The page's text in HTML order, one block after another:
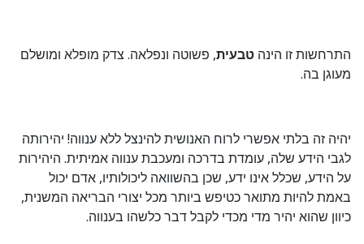
התרחשות זו הינה טבעית, פשוטה ונפלאה. צדק מופלא ומושלם
מעוגן בה.
יהיה זה בלתי אפשרי לרוח האנושית להינצל ללא ענווה! יהירותה
לגבי הידע שלה, עומדת בדרכה ומעכבת ענווה אמיתית. היהירות
על הידע, שכלל אינו ידע, שכן בהשוואה ליכולותיו, אדם יכול
באמת להיות מתואר כטיפש ביותר מכל יצורי הבריאה המשנית,
כיוון שהוא יהיר מדי מכדי לקבל דבר כלשהו בענווה.